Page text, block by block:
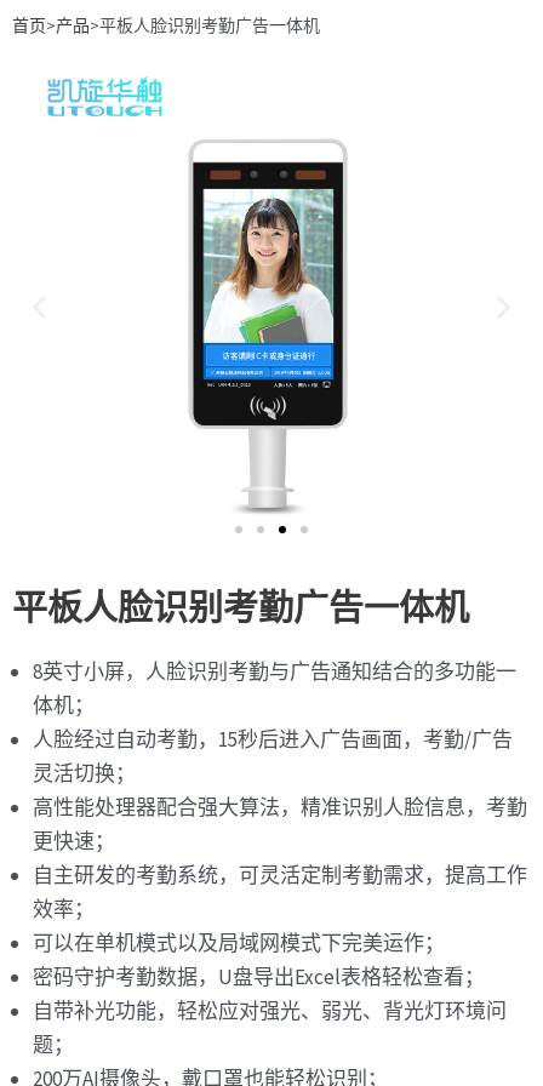
首页>产品>平板人脸识别考勤广告一体机
平板人脸识别考勤广告一体机
8英寸小屏，人脸识别考勤与广告通知结合的多功能一
体机；
人脸经过自动考勤，15秒后进入广告画面，考勤/广告
灵活切换；
高性能处理器配合强大算法，精准识别人脸信息，考勤
更快速；
自主研发的考勤系统，可灵活定制考勤需求，提高工作
效率；
可以在单机模式以及局域网模式下完美运作；
密码守护考勤数据，U盘导出Excel表格轻松查看；
自带补光功能，轻松应对强光、弱光、背光灯环境问
题；
200万AI摄像头，戴口罩也能轻松识别；